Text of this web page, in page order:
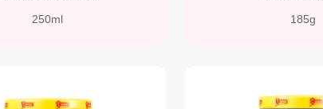
250ml 185g